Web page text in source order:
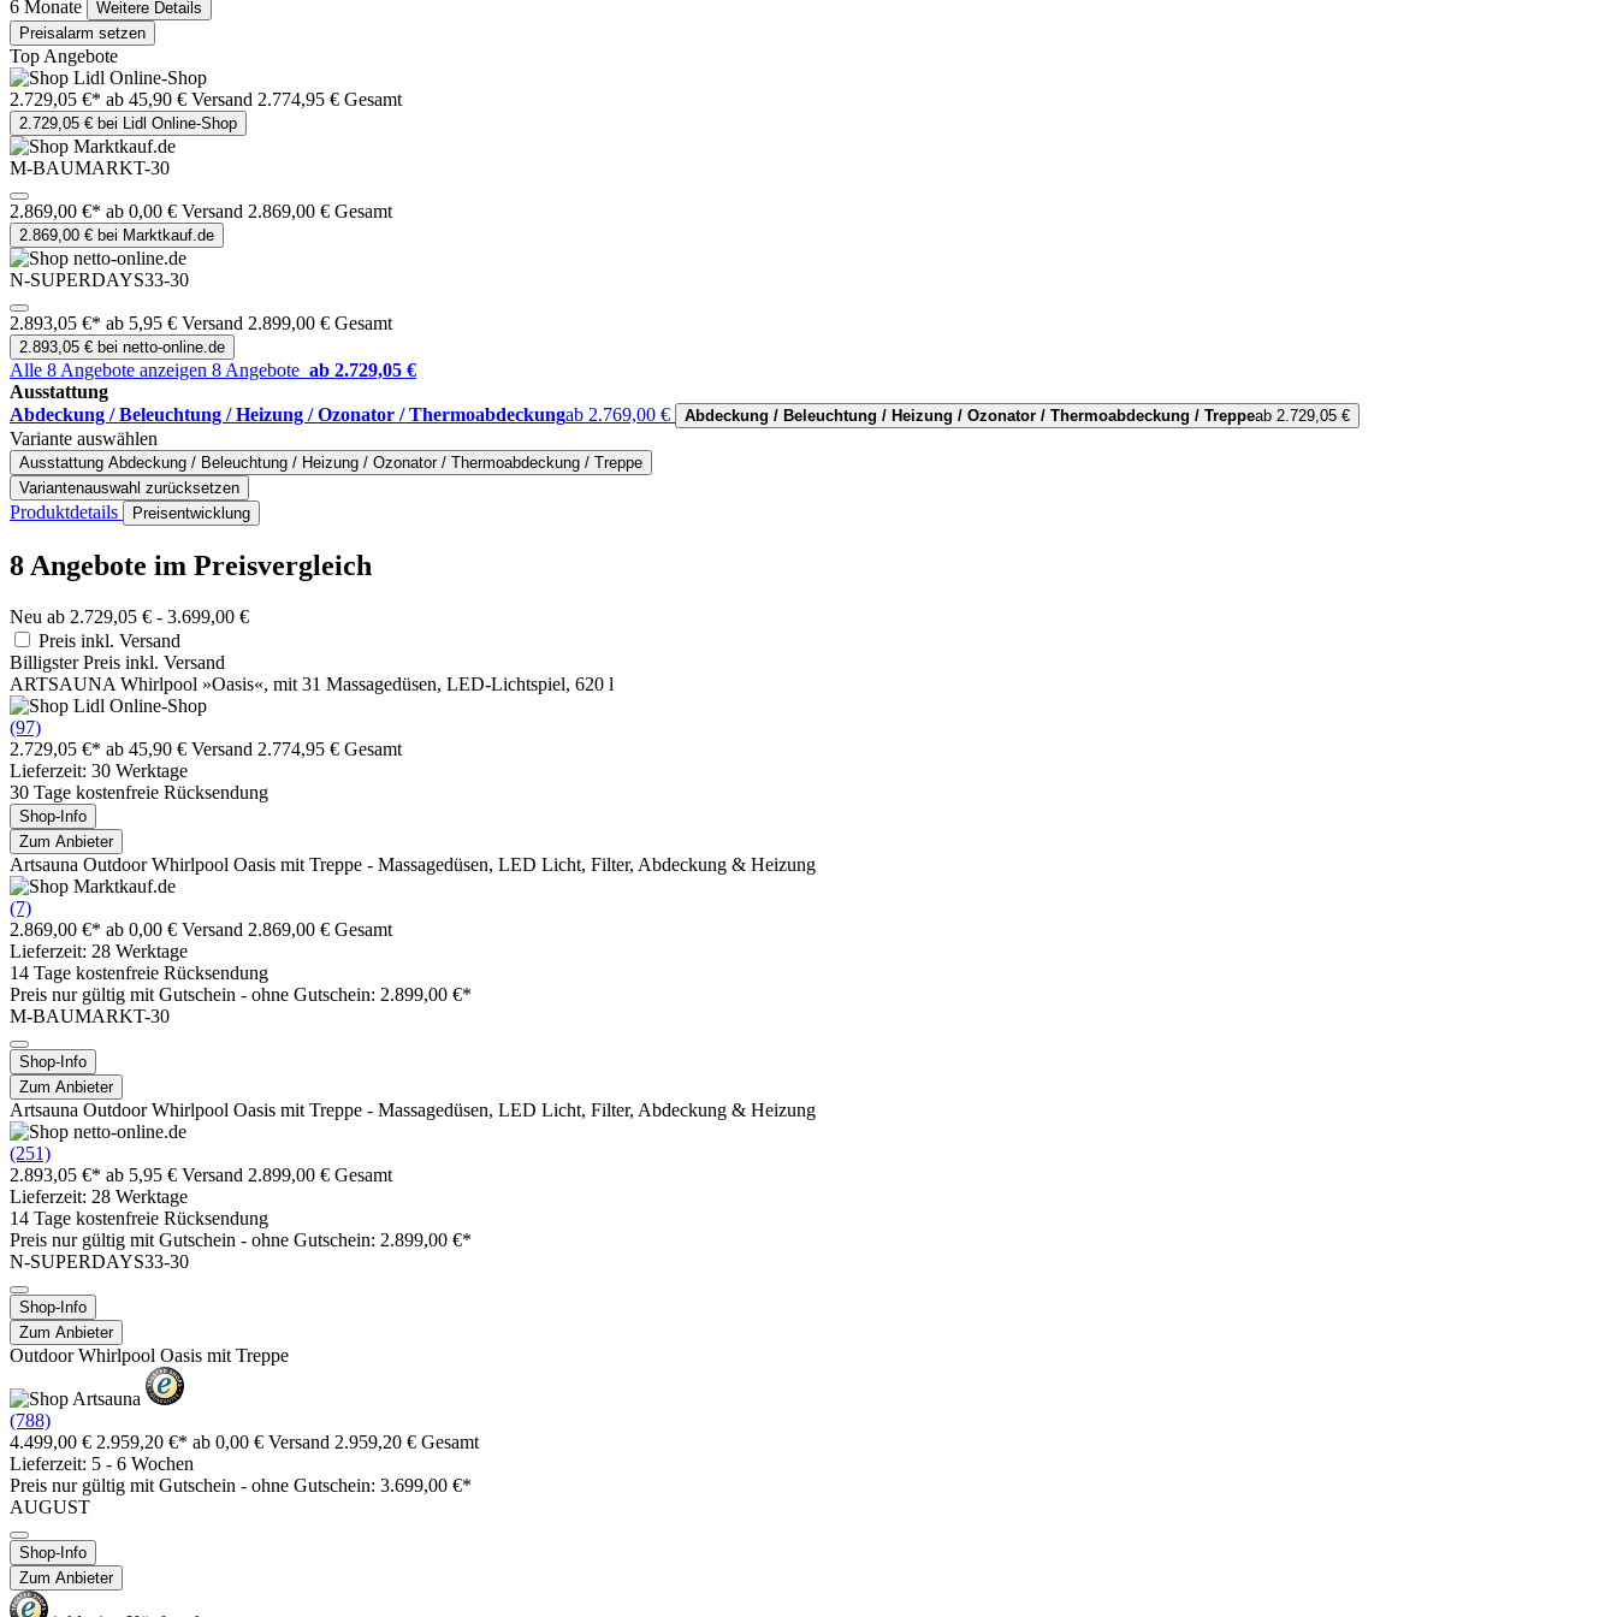
6 Monate
Weitere Details
Preisalarm setzen
Top Angebote
2.729,05 €* ab 45,90 € Versand 2.774,95 € Gesamt
2.729,05 € bei Lidl Online-Shop
M-BAUMARKT-30
2.869,00 €* ab 0,00 € Versand 2.869,00 € Gesamt
2.869,00 € bei Marktkauf.de
N-SUPERDAYS33-30
2.893,05 €* ab 5,95 € Versand 2.899,00 € Gesamt
2.893,05 € bei netto-online.de
Alle 8 Angebote anzeigen 8 Angebote ab 2.729,05 €
Ausstattung
Abdeckung / Beleuchtung / Heizung / Ozonator / Thermoabdeckungab 2.769,00 € Abdeckung / Beleuchtung / Heizung / Ozonator / Thermoabdeckung / Treppeab 2.729,05 €
Variante auswählen
Ausstattung Abdeckung / Beleuchtung / Heizung / Ozonator / Thermoabdeckung / Treppe
Variantenauswahl zurücksetzen
Produktdetails Preisentwicklung
8 Angebote im Preisvergleich
Neu ab 2.729,05 € - 3.699,00 €
Preis inkl. Versand
Billigster Preis inkl. Versand
ARTSAUNA Whirlpool »Oasis«, mit 31 Massagedüsen, LED-Lichtspiel, 620 l
(97)
2.729,05 €* ab 45,90 € Versand 2.774,95 € Gesamt
Lieferzeit: 30 Werktage
30 Tage kostenfreie Rücksendung
Shop-Info
Zum Anbieter
Artsauna Outdoor Whirlpool Oasis mit Treppe - Massagedüsen, LED Licht, Filter, Abdeckung & Heizung
(7)
2.869,00 €* ab 0,00 € Versand 2.869,00 € Gesamt
Lieferzeit: 28 Werktage
14 Tage kostenfreie Rücksendung
Preis nur gültig mit Gutschein - ohne Gutschein: 2.899,00 €*
M-BAUMARKT-30
Shop-Info
Zum Anbieter
Artsauna Outdoor Whirlpool Oasis mit Treppe - Massagedüsen, LED Licht, Filter, Abdeckung & Heizung
(251)
2.893,05 €* ab 5,95 € Versand 2.899,00 € Gesamt
Lieferzeit: 28 Werktage
14 Tage kostenfreie Rücksendung
Preis nur gültig mit Gutschein - ohne Gutschein: 2.899,00 €*
N-SUPERDAYS33-30
Shop-Info
Zum Anbieter
Outdoor Whirlpool Oasis mit Treppe
(788)
4.499,00 € 2.959,20 €* ab 0,00 € Versand 2.959,20 € Gesamt
Lieferzeit: 5 - 6 Wochen
Preis nur gültig mit Gutschein - ohne Gutschein: 3.699,00 €*
AUGUST
Shop-Info
Zum Anbieter